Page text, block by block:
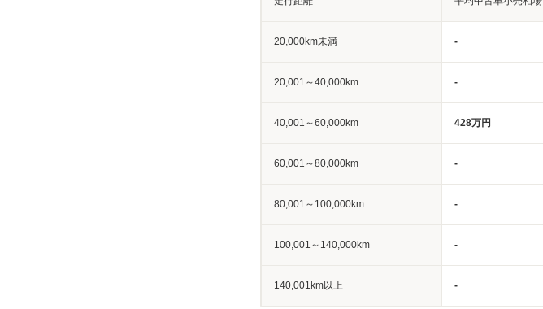
20,000km未満 -
20,001～40,000km -
40,001～60,000km 428万円
60,001～80,000km -
80,001～100,000km -
100,001～140,000km -
140,001km以上 -